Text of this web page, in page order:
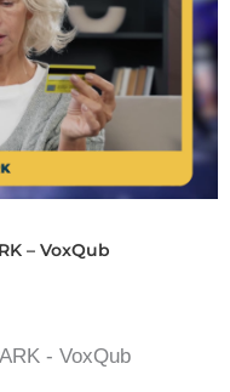
– VoxQub
- VoxQub